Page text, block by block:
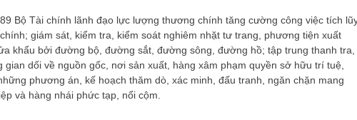
Bộ Tài chính lãnh đạo lực lượng thương chính tăng cường công việc tích
giám sát, kiểm tra, kiểm soát nghiêm nhặt tư trang, phương tiện xuất
khẩu bởi đường bộ, đường sắt, đường sông, đường hồ; tập trung thanh tra,
dối về nguồn gốc, nơi sản xuất, hàng xâm phạm quyền sở hữu trí tuệ,
phương án, kế hoạch thăm dò, xác minh, đấu tranh, ngăn chặn mang
và hàng nhái phức tạp, nổi cộm.